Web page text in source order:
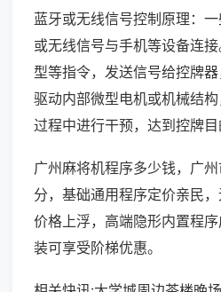
蓝牙或无线信号控制原理：
或无线信号与手机等设备连
型等指令，发送信号给控牌
驱动内部微型电机或机械结
过程中进行干预，达到控牌目
广州麻将机程序多少钱，广
分，基础通用程序定价亲民
价格上浮，高端隐形内置程
装可享受阶梯优惠。